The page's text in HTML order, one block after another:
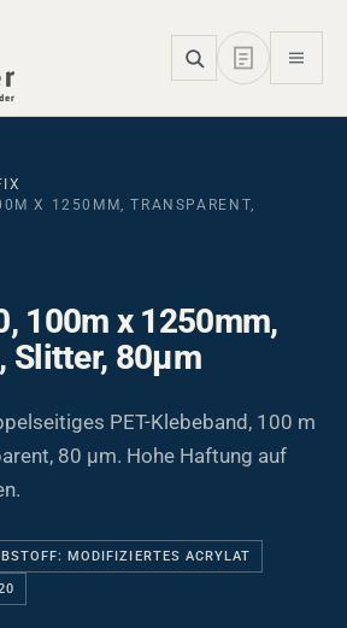
X 1250MM, TRANSPARENT,
100m x 1250mm,
Slitter, 80µm
PET-Klebeband, 100 m
80 µm. Hohe Haftung auf
MODIFIZIERTES ACRYLAT